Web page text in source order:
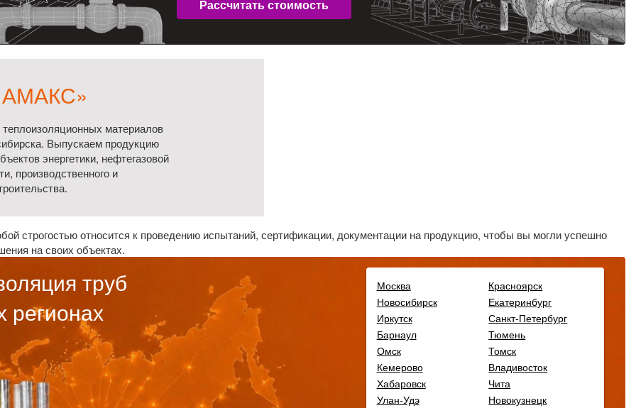
материалов
Выпускаем продукцию
энергетики, нефтегазовой
производственного и
строгостью относится к проведению испытаний, сертификации, документации на продукцию, чтобы вы могли успешно
на своих объектах.
труб
регионах
Москва
Красноярск
Новосибирск
Екатеринбург
Иркутск
Санкт-Петербург
Барнаул
Тюмень
Омск
Томск
Кемерово
Владивосток
Хабаровск
Чита
Улан-Удэ
Новокузнецк